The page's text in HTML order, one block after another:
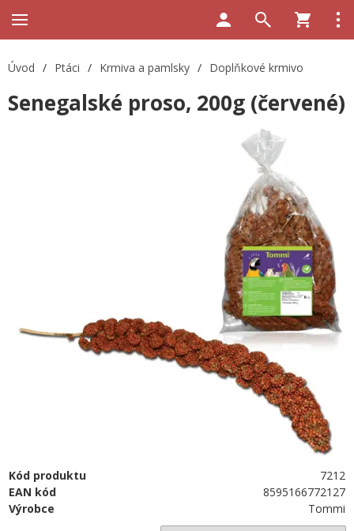
Úvod / Ptáci / Krmiva a pamlsky / Doplňkové krmivo
Senegalské proso, 200g (červené)
Kód produktu
7212
EAN kód
8595166772127
Výrobce
Tommi